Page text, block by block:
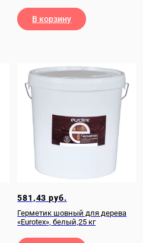
В корзину
581,43руб.
Герметик шовный для дерева
«Eurotex», белый,25 кг